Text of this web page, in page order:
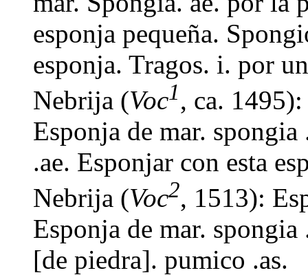
esponja pequeña.
esponja. Tragos. i. por
Nebrija (Voc1, ca.
Esponja de mar.
.ae. Esponjar con esta
Nebrija (Voc2, 1513):
Esponja de mar. spongia
[de piedra]. pumico .as.